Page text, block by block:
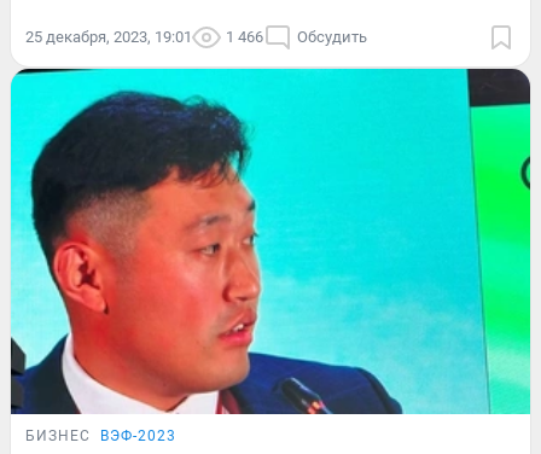
25 декабря, 2023, 19:01 1 466 Обсудить
БИЗНЕС ВЭФ-2023